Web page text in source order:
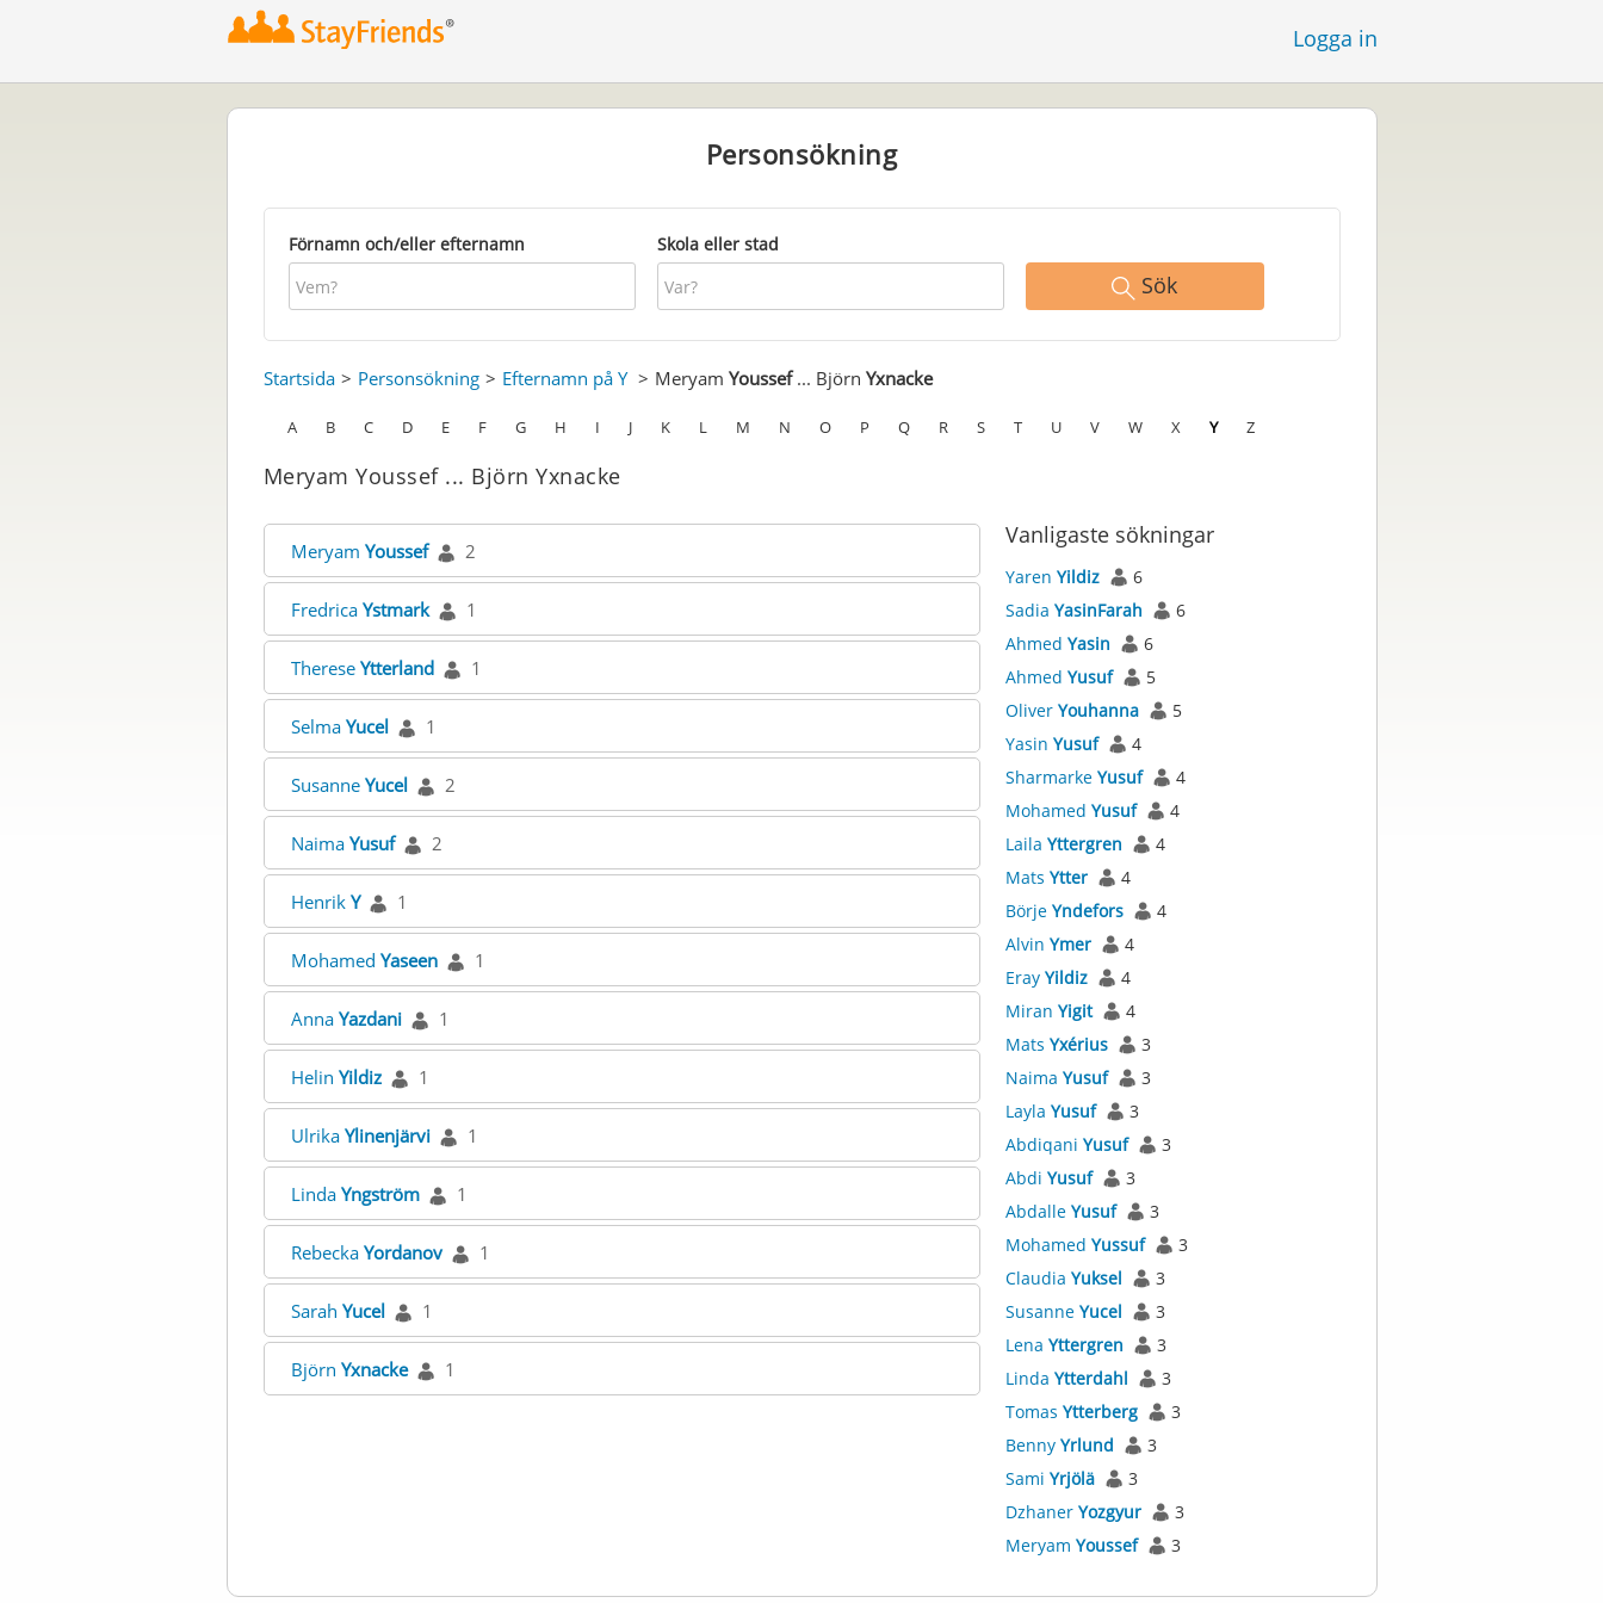
Logga in
Personsökning
Förnamn och/eller efternamn Skola eller stad
Sök
Startsida Personsökning Efternamn på Y Meryam Youssef... Björn Yxnacke
A B C D E F G H I J K L M N O P Q R S T U V W X Y Z
Meryam Youssef ... Björn Yxnacke
Meryam Youssef 2
Fredrica Ystmark 1
Therese Ytterland 1
Selma Yucel 1
Susanne Yucel 2
Naima Yusuf 2
Henrik Y 1
Mohamed Yaseen 1
Anna Yazdani 1
Helin Yildiz 1
Ulrika Ylinenjärvi 1
Linda Yngström 1
Rebecka Yordanov 1
Sarah Yucel 1
Björn Yxnacke 1
Vanligaste sökningar
Yaren Yildiz
6
Sadia YasinFarah
6
Ahmed Yasin
6
Ahmed Yusuf
5
Oliver Youhanna
5
Yasin Yusuf
4
Sharmarke Yusuf
4
Mohamed Yusuf
4
Laila Yttergren
4
Mats Ytter
4
Börje Yndefors
4
Alvin Ymer
4
Eray Yildiz
4
Miran Yigit
4
Mats Yxérius
3
Naima Yusuf
3
Layla Yusuf
3
Abdiqani Yusuf
3
Abdi Yusuf
3
Abdalle Yusuf
3
Mohamed Yussuf
3
Claudia Yuksel
3
Susanne Yucel
3
Lena Yttergren
3
Linda Ytterdahl
3
Tomas Ytterberg
3
Benny Yrlund
3
Sami Yrjölä
3
Dzhaner Yozgyur
3
Meryam Youssef 3